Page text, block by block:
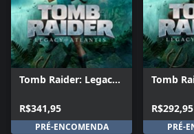
Tomb Raider: Legacy
Edition
R$341,95
PRÉ-ENCOMENDA
Tomb
Edition
R$292,95
PRÉ-